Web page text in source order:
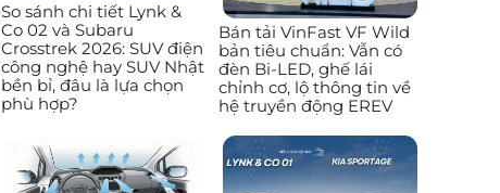
So sánh chi tiết Lynk &
Co 02 và Subaru
Crosstrek 2026: SUV điện
công nghệ hay SUV Nhật
bền bỉ, đâu là lựa chọn
phù hợp?
Bán tải VinFast VF Wild
bản tiêu chuẩn: Vẫn có
đèn Bi-LED, ghế lái
chỉnh cơ, lộ thông tin về
hệ truyền động EREV